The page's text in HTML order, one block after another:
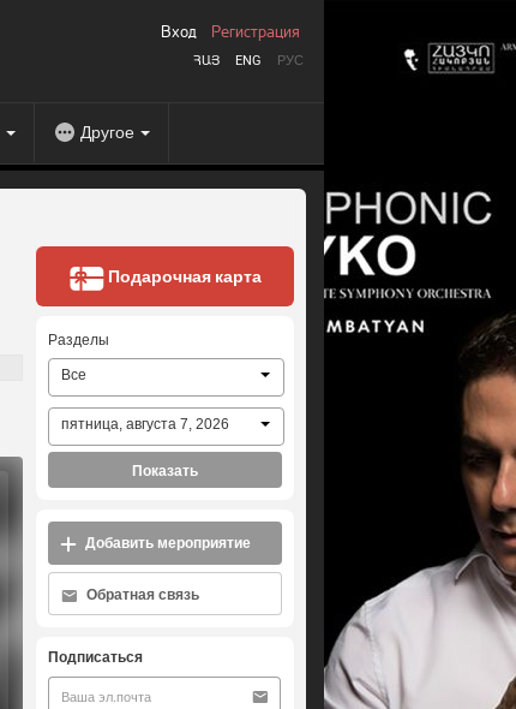
ՀԱՅ ENG РУС
Вход Регистрация
Другое
Подарочная карта
Разделы
Все
пятница, августа 7, 2026
Показать
Добавить мероприятие
Обратная связь
Подписаться